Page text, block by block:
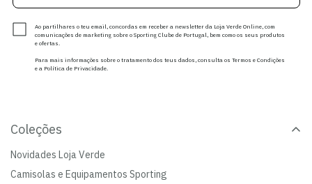
Ao partilhares o teu email, concordas em receber a newsletter da Loja Verde Online, com
comunicações de marketing sobre o Sporting Clube de Portugal, bem como os seus produtos
e ofertas.
Para mais informações sobre o tratamento dos teus dados, consulta os Termos e Condições
e a Política de Privacidade.
Coleções
Novidades Loja Verde
Camisolas e Equipamentos Sporting